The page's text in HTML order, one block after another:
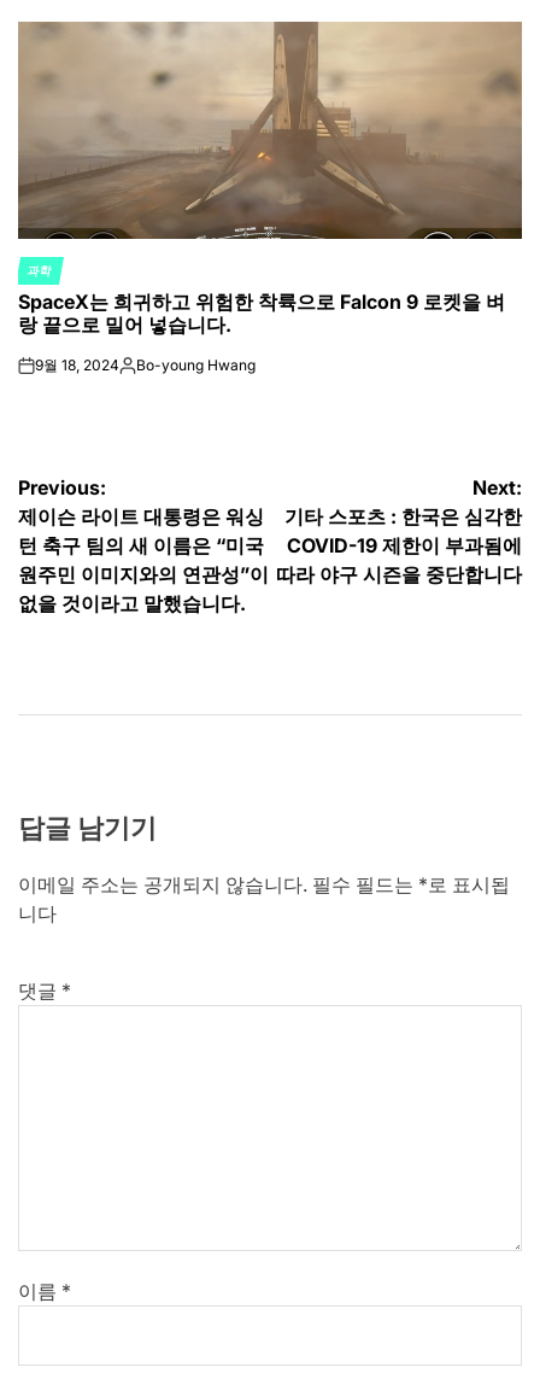
POSTED
IN
과학
SpaceX는 희귀하고 위험한 착륙으로 Falcon 9 로켓을 벼
랑 끝으로 밀어 넣습니다.
on9월 18, 2024Posted
Bo-young Hwang
글
탐
색
Previous:
제이슨 라이트 대통령은 워싱
턴 축구 팀의 새 이름은 “미국
원주민 이미지와의 연관성”이
없을 것이라고 말했습니다.
Next:
기타 스포츠 : 한국은 심각한
COVID-19 제한이 부과됨에
따라 야구 시즌을 중단합니다
답글 남기기
이메일 주소는 공개되지 않습니다. 필수 필드는 *로 표시됩
니다
댓글 *
이름 *